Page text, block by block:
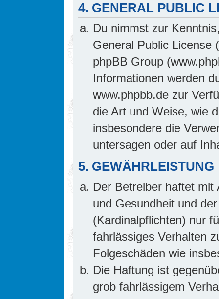
4. GENERAL PUBLIC
Du nimmst zur
General Public License
phpBB Group
Informationen werden
www.phpbb.de zur
die Art und Weise, wie
insbesondere die
untersagen oder auf
5. GEWÄHRLEISTUNG
Der Betreiber haftet mit
und Gesundheit und
(Kardinalpflichten) nur
fahrlässiges Verhalten
Folgeschäden wie
Die Haftung ist
grob fahrlässigem